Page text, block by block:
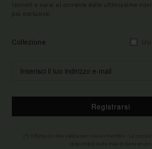
Iscriviti e sarai al corrente delle ultimissime
più esclusive.
Collezione
Registrarsi